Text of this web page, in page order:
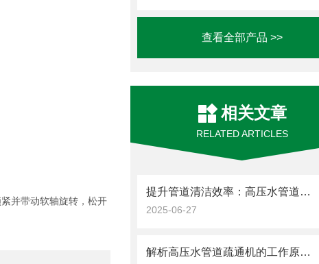
查看全部产品 >>
相关文章
RELATED ARTICLES
提升管道清洁效率：高压水管道疏通机的技术革新
2025-06-27
解析高压水管道疏通机的工作原理与应用优势
并带动软轴旋转，松开